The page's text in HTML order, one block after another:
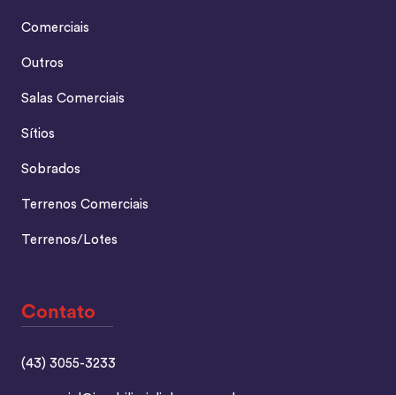
Comerciais
Outros
Salas Comerciais
Sítios
Sobrados
Terrenos Comerciais
Terrenos/Lotes
Contato
(43) 3055-3233